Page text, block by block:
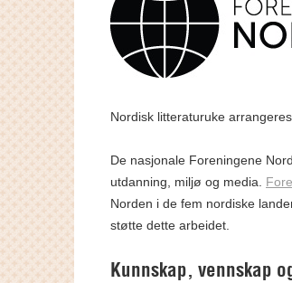
Nordisk litteraturuke
De nasjonale Foreningene
utdanning, miljø og media.
Norden i de fem nordiske
støtte dette arbeidet.
Kunnskap, vennskap